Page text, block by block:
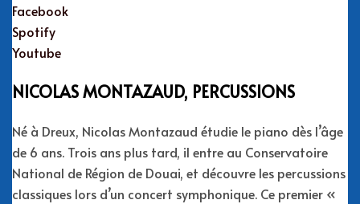
Facebook
Spotify
Youtube
NICOLAS MONTAZAUD, PERCUSSIONS
Né à Dreux, Nicolas Montazaud étudie le piano dès l’âge
de 6 ans. Trois ans plus tard, il entre au Conservatoire
National de Région de Douai, et découvre les percussions
classiques lors d’un concert symphonique. Ce premier «